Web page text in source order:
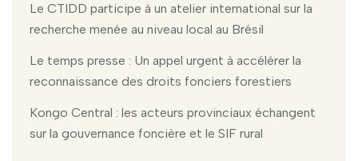
Le CTIDD participe à un atelier international sur la
recherche menée au niveau local au Brésil
Le temps presse : Un appel urgent à accélérer la
reconnaissance des droits fonciers forestiers
Kongo Central : les acteurs provinciaux échangent
sur la gouvernance foncière et le SIF rural